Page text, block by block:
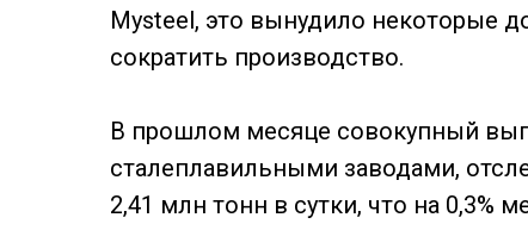
Mysteel, это вынудило некоторые
сократить производство.
В прошлом месяце совокупный
сталеплавильными заводами,
2,41 млн тонн в сутки, что на 0,3%